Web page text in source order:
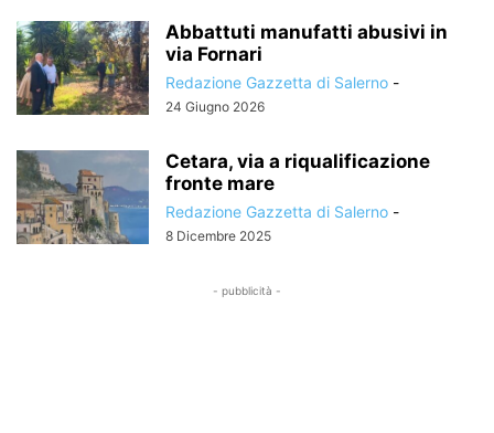
Abbattuti manufatti abusivi in
via Fornari
Redazione Gazzetta di Salerno -
24 Giugno 2026
Cetara, via a riqualificazione
fronte mare
Redazione Gazzetta di Salerno -
8 Dicembre 2025
- pubblicità -